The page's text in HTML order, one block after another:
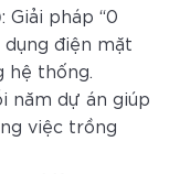
: Giải pháp “0
điện mặt
hệ thống.
năm dự án giúp
việc trồng